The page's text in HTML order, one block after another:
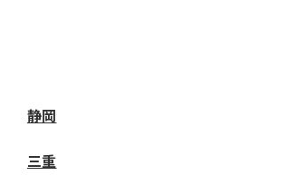
静岡
三重